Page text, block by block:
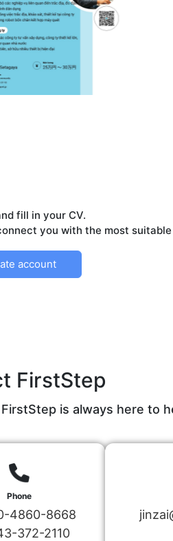
fill in your CV.
account
FirstStep
is always here to
Phone
4860-8668
372-2110